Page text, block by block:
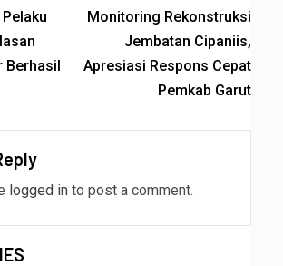
Berhasil
Monitoring Rekonstruksi
Jembatan Cipaniis,
Apresiasi Respons Cepat
Pemkab Garut
logged in to post a comment.